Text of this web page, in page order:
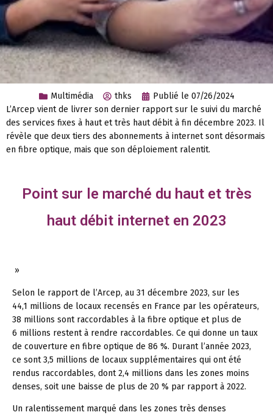
Multimédia thks Publié le 07/26/2024
L’Arcep vient de livrer son dernier rapport sur le suivi du marché
des services fixes à haut et très haut débit à fin décembre 2023. Il
révèle que deux tiers des abonnements à internet sont désormais
en fibre optique, mais que son déploiement ralentit.
Point sur le marché du haut et très
haut débit internet en 2023
»
Selon le rapport de l’Arcep, au 31 décembre 2023, sur les
44,1 millions de locaux recensés en France par les opérateurs,
38 millions sont raccordables à la fibre optique et plus de
6 millions restent à rendre raccordables. Ce qui donne un taux
de couverture en fibre optique de 86 %. Durant l’année 2023,
ce sont 3,5 millions de locaux supplémentaires qui ont été
rendus raccordables, dont 2,4 millions dans les zones moins
denses, soit une baisse de plus de 20 % par rapport à 2022.
Un ralentissement marqué dans les zones très denses